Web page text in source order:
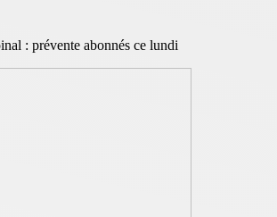
: prévente abonnés ce lundi